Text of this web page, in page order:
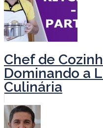
Chef de
Dominando a
Culinária